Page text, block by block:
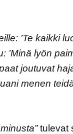
’Te kaikki
’Minä lyön
joutuvat
menen
tulevat